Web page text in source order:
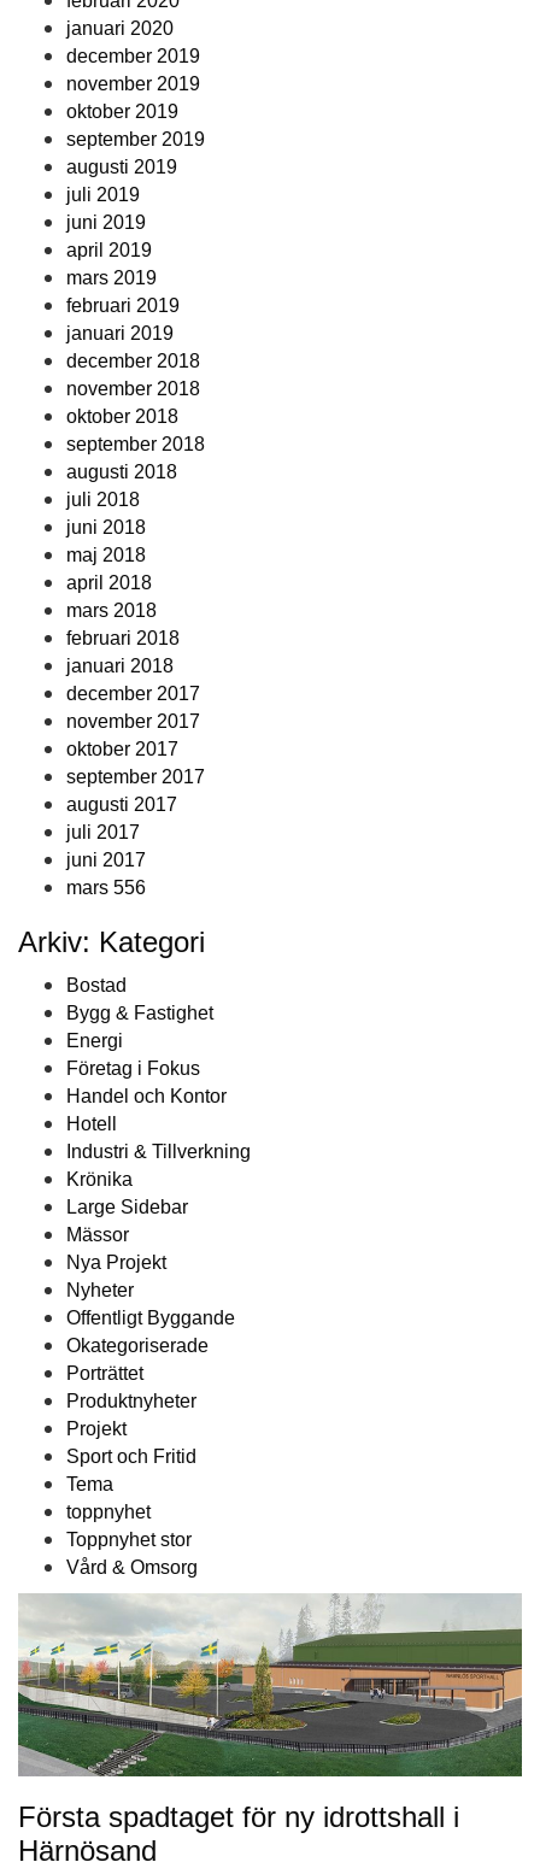
januari 2020
december 2019
november 2019
oktober 2019
september 2019
augusti 2019
juli 2019
juni 2019
april 2019
mars 2019
februari 2019
januari 2019
december 2018
november 2018
oktober 2018
september 2018
augusti 2018
juli 2018
juni 2018
maj 2018
april 2018
mars 2018
februari 2018
januari 2018
december 2017
november 2017
oktober 2017
september 2017
augusti 2017
juli 2017
juni 2017
mars 556
Arkiv: Kategori
Bostad
Bygg & Fastighet
Energi
Företag i Fokus
Handel och Kontor
Hotell
Industri & Tillverkning
Krönika
Large Sidebar
Mässor
Nya Projekt
Nyheter
Offentligt Byggande
Okategoriserade
Porträttet
Produktnyheter
Projekt
Sport och Fritid
Tema
toppnyhet
Toppnyhet stor
Vård & Omsorg
Första spadtaget för ny idrottshall i
Härnösand